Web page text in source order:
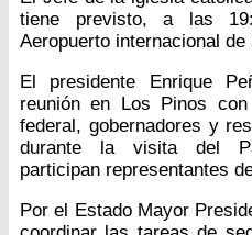
tiene previsto, a las
Aeropuerto internacional
El presidente Enrique
reunión en Los Pinos
federal, gobernadores y
durante la visita del
participan representantes
Por el Estado Mayor